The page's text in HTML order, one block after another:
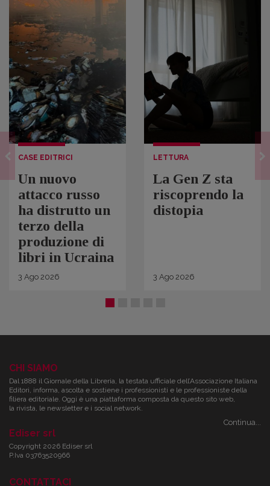
CASE EDITRICI
Un nuovo
attacco russo
ha distrutto un
terzo della
produzione di
libri in Ucraina
3 Ago 2026
LETTURA
La Gen Z sta
riscoprendo la
distopia
3 Ago 2026
CHI SIAMO
Dal 1888 il Giornale della Libreria, la testata ufficiale dell’Associazione Italiana
Editori, informa, ascolta e sostiene i professionisti e le professioniste della
filiera editoriale. Oggi è una piattaforma composta da questo sito web,
la rivista, le newsletter e i social network.
Continua...
Ediser srl
Copyright 2026 Ediser srl
P.Iva 03763520966
CONTATTACI